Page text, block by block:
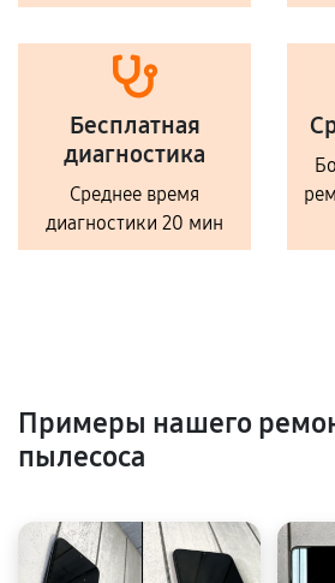
Бесплатная
диагностика
Среднее время
диагностики 20 мин
Примеры нашего
пылесоса